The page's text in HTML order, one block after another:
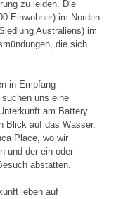
zu leiden. Die
Einwohner) im Norden
Australiens) im
die sich
in Empfang
uns eine
am Battery
Blick auf das Wasser.
Place, wo wir
und der ein oder
abstatten.
leben auf